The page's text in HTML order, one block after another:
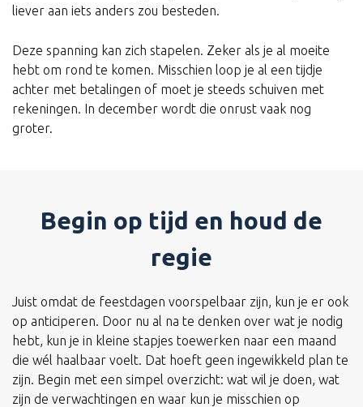
liever aan iets anders zou besteden.
Deze spanning kan zich stapelen. Zeker als je al moeite
hebt om rond te komen. Misschien loop je al een tijdje
achter met betalingen of moet je steeds schuiven met
rekeningen. In december wordt die onrust vaak nog
groter.
Begin op tijd en houd de
regie
Juist omdat de feestdagen voorspelbaar zijn, kun je er ook
op anticiperen. Door nu al na te denken over wat je nodig
hebt, kun je in kleine stapjes toewerken naar een maand
die wél haalbaar voelt. Dat hoeft geen ingewikkeld plan te
zijn. Begin met een simpel overzicht: wat wil je doen, wat
zijn de verwachtingen en waar kun je misschien op